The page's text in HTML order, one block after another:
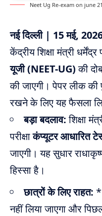
Neet Ug Re-exam on june
नई दिल्ली | 15 मई,
केंद्रीय शिक्षा मंत्री
यूजी (NEET-UG)की
की जाएगी। पेपर लीक की
रखने के लिए यह फैसला
बड़ा बदलाव:शिक्षा
परीक्षाकंप्यूटर आधारित
जाएगी। यह सुधार
हिस्सा है।
छात्रों के लिए राहत:
नहीं लिया जाएगा और